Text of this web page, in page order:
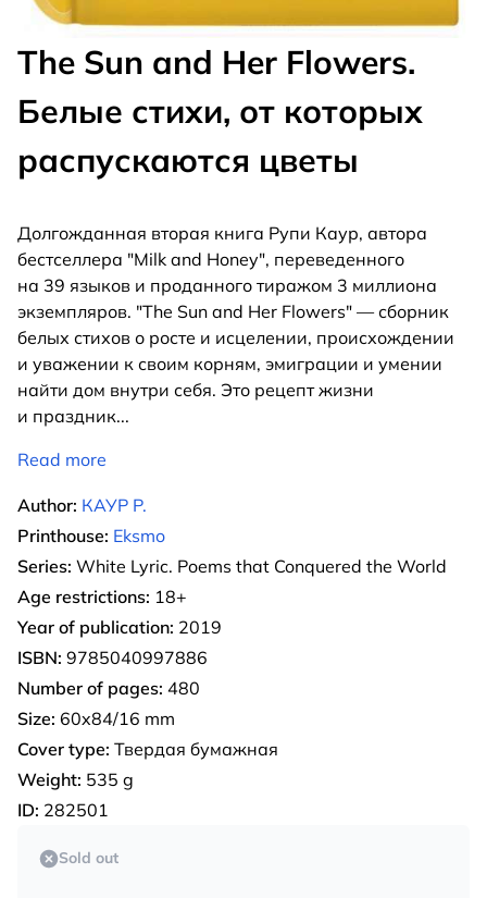
The Sun and Her Flowers.
Белые стихи, от которых
распускаются цветы
Долгожданная вторая книга Рупи Каур, автора
бестселлера "Milk and Honey", переведенного
на 39 языков и проданного тиражом 3 миллиона
экземпляров. "The Sun and Her Flowers" — сборник
белых стихов о росте и исцелении, происхождении
и уважении к своим корням, эмиграции и умении
найти дом внутри себя. Это рецепт жизни
и праздник...
Read more
Author: КАУР Р.
Printhouse: Eksmo
Series: White Lyric. Poems that Conquered the World
Age restrictions: 18+
Year of publication: 2019
ISBN: 9785040997886
Number of pages: 480
Size: 60x84/16 mm
Cover type: Твердая бумажная
Weight: 535 g
ID: 282501
Sold out